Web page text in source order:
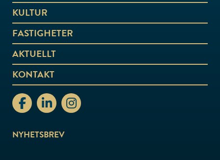
KULTUR
FASTIGHETER
AKTUELLT
KONTAKT
stiftelsenabo Facebook
stiftelsenabo Linkedin
stiftelsenabo Instagram
NYHETSBREV